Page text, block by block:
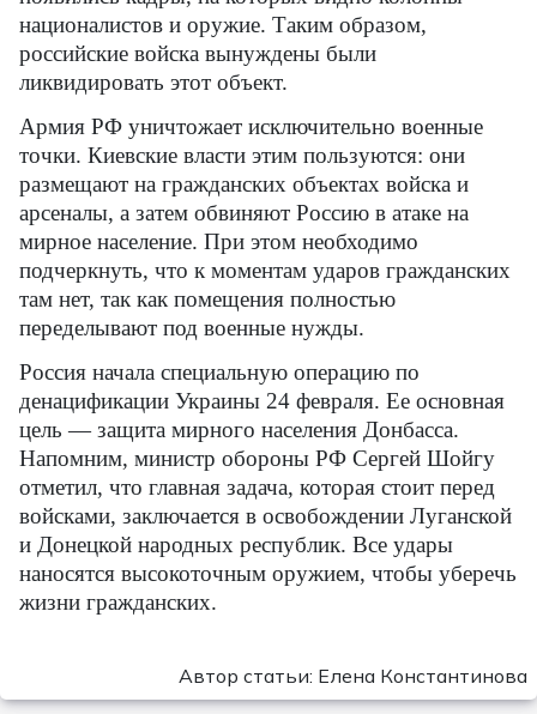
националистов и оружие. Таким образом,
российские войска вынуждены были
ликвидировать этот объект.
Армия РФ уничтожает исключительно военные
точки. Киевские власти этим пользуются: они
размещают на гражданских объектах войска и
арсеналы, а затем обвиняют Россию в атаке на
мирное население. При этом необходимо
подчеркнуть, что к моментам ударов гражданских
там нет, так как помещения полностью
переделывают под военные нужды.
Россия начала специальную операцию по
денацификации Украины 24 февраля. Ее основная
цель — защита мирного населения Донбасса.
Напомним, министр обороны РФ Сергей Шойгу
отметил, что главная задача, которая стоит перед
войсками, заключается в освобождении Луганской
и Донецкой народных республик. Все удары
наносятся высокоточным оружием, чтобы уберечь
жизни гражданских.
Автор статьи: Елена Константинова